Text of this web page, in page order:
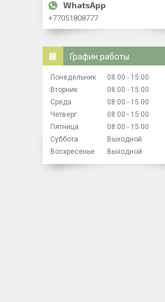
+77051808777
График работы
Понедельник 08:00
15:00
Вторник
08:00
15:00
Среда
08:00
15:00
Четверг
08:00
15:00
Пятница
08:00
15:00
Суббота
Выходной
Воскресенье
Выходной